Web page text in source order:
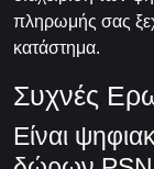
πληρωμής σας
κατάστημα.
Συχνές
Είναι